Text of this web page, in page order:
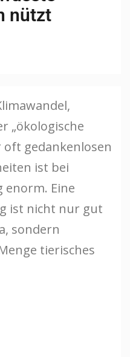
nützt
„ökologische
oft gedankenlosen
ist bei
enorm. Eine
ist nicht nur gut
sondern
tierisches